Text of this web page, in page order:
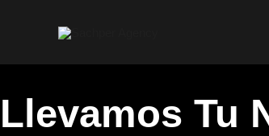
Llevamos Tu